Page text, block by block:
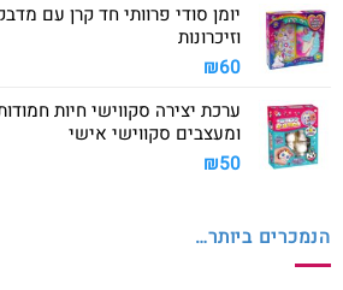
יומן סודי פרוותי חד קרן עם
וזיכרונות
₪60
ערכת יצירה סקווישי חיות
ומעצבים סקווישי אישי
₪50
הנמכרים ביותר…